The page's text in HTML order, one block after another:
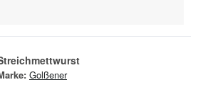
Golßener